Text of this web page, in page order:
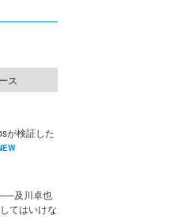
ス
が検証した
及川卓也
てはいけな